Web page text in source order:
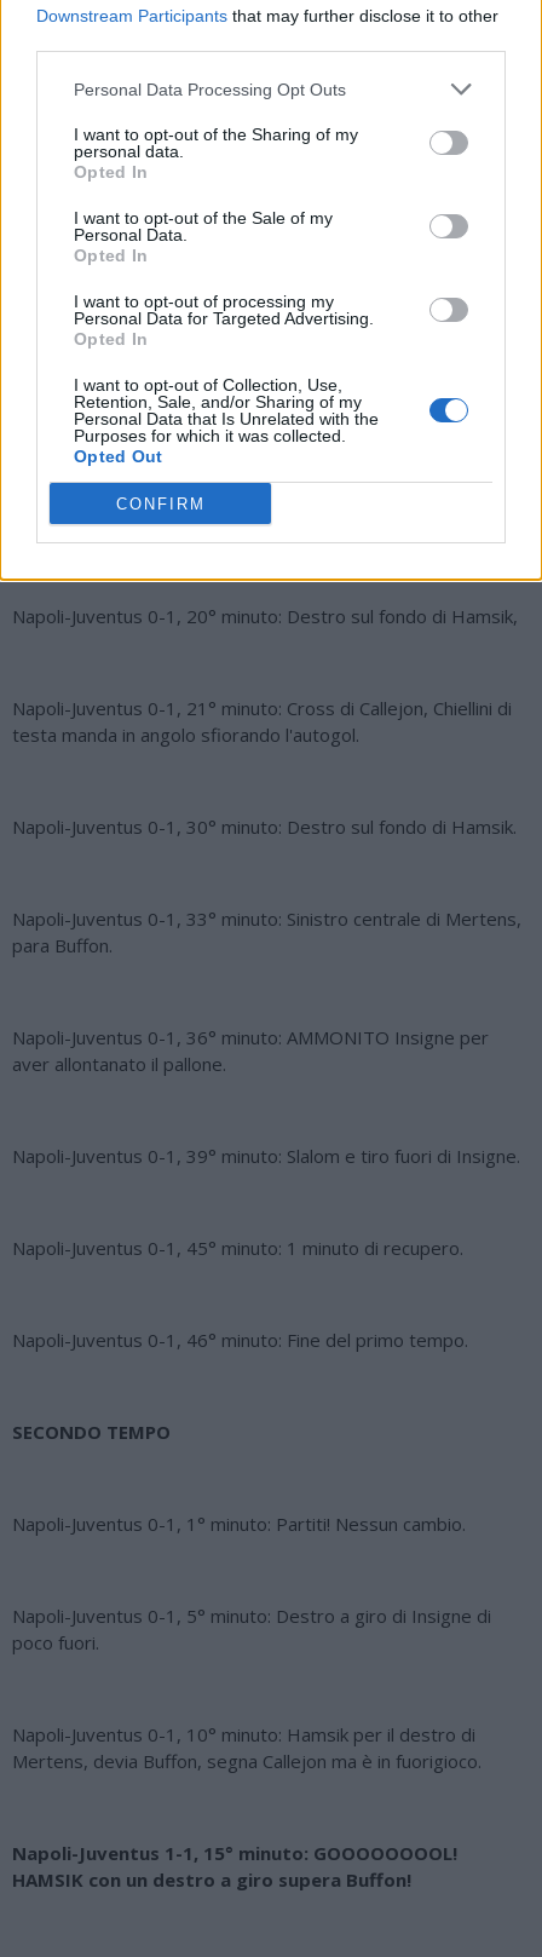
Downstream Participants that may further disclose it to other
Personal Data Processing Opt Outs
I want to opt-out of the Sharing of my
personal data.
Opted In
I want to opt-out of the Sale of my
Personal Data.
Opted In
I want to opt-out of processing my
Personal Data for Targeted Advertising.
Opted In
I want to opt-out of Collection, Use,
Retention, Sale, and/or Sharing of my
Personal Data that Is Unrelated with the
Purposes for which it was collected.
Opted Out
CONFIRM
PRIMO TEMPO
Napoli-Juventus 0-0, 1° minuto: Nel Napoli Strinic e Rafael
titolari, Reina dalla panchina.
Napoli-Juventus 0-0, 4° minuto: Traversone di Insigne, esce
Napoli-Juventus 0-1, 6° minuto: Uno-due, Higuain per
KHEDIRA che di destro buca Rafael.
Napoli-Juventus 0-1, 15° minuto: Cross in mezzo di Higuain
dalla sinistra, Koulibaly anticipa Rafael.
Napoli-Juventus 0-1, 20° minuto: Destro sul fondo di Hamsik,
Napoli-Juventus 0-1, 21° minuto: Cross di Callejon, Chiellini di
testa manda in angolo sfiorando l'autogol.
Napoli-Juventus 0-1, 30° minuto: Destro sul fondo di Hamsik.
Napoli-Juventus 0-1, 33° minuto: Sinistro centrale di Mertens,
para Buffon.
Napoli-Juventus 0-1, 36° minuto: AMMONITO Insigne per
aver allontanato il pallone.
Napoli-Juventus 0-1, 39° minuto: Slalom e tiro fuori di Insigne.
Napoli-Juventus 0-1, 45° minuto: 1 minuto di recupero.
Napoli-Juventus 0-1, 46° minuto: Fine del primo tempo.
SECONDO TEMPO
Napoli-Juventus 0-1, 1° minuto: Partiti! Nessun cambio.
Napoli-Juventus 0-1, 5° minuto: Destro a giro di Insigne di
poco fuori.
Napoli-Juventus 0-1, 10° minuto: Hamsik per il destro di
Mertens, devia Buffon, segna Callejon ma è in fuorigioco.
Napoli-Juventus 1-1, 15° minuto: GOOOOOOOOL!
HAMSIK con un destro a giro supera Buffon!